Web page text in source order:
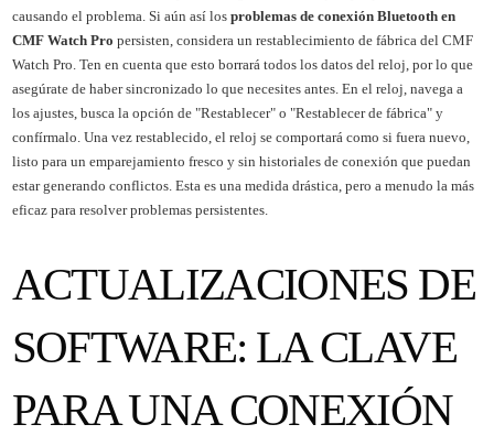
causando el problema. Si aún así los problemas de conexión Bluetooth en
CMF Watch Pro persisten, considera un restablecimiento de fábrica del CMF
Watch Pro. Ten en cuenta que esto borrará todos los datos del reloj, por lo que
asegúrate de haber sincronizado lo que necesites antes. En el reloj, navega a
los ajustes, busca la opción de "Restablecer" o "Restablecer de fábrica" y
confírmalo. Una vez restablecido, el reloj se comportará como si fuera nuevo,
listo para un emparejamiento fresco y sin historiales de conexión que puedan
estar generando conflictos. Esta es una medida drástica, pero a menudo la más
eficaz para resolver problemas persistentes.
ACTUALIZACIONES DE
SOFTWARE: LA CLAVE
PARA UNA CONEXIÓN